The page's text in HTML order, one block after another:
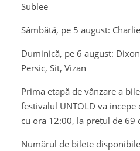
Sublee
Sâmbătă, pe 5 august:
Duminică, pe 6 august:
Persic, Sit, Vizan
Prima etapă de vânzare a
festivalul UNTOLD va
cu ora 12:00, la prețul de 69
Numărul de bilete